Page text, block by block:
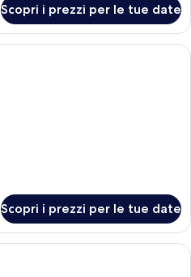
Scopri i prezzi per le tue date
Camera d'albergo con un letto
Scopri i prezzi per le tue date
Un ampio soggiorno con un divano